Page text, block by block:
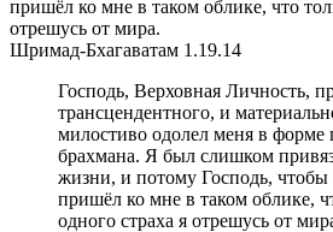
Шримад-Бхагаватам 1.19.14
Господь, Верховная Личность,
трансцендентного, и
милостиво одолел меня в форме
брахмана. Я был слишком
жизни, и потому Господь, чтобы
пришёл ко мне в таком облике,
одного страха я отрешусь от